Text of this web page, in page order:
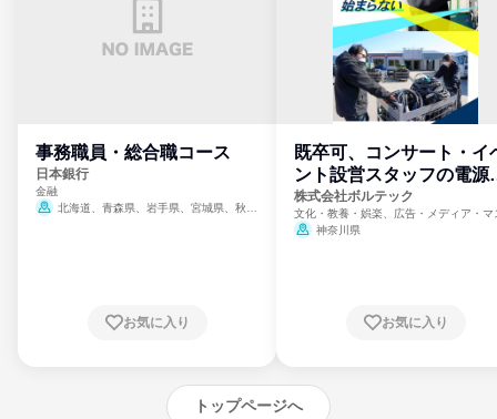
事務職員・総合職コース
日本銀行
金融
北海道、青森県、岩手県、宮城県、秋田
崎県、熊本県、大分県、宮崎県、鹿児島県、
お気に入り
既卒可、コンサート・イ
ント設営スタッフの電源
門
株式会社ボルテック
文化・教養・娯楽、広告・メディア・マ
ミ、電力・ガス・水道・エネルギー
神奈川県
お気に入り
トップページへ